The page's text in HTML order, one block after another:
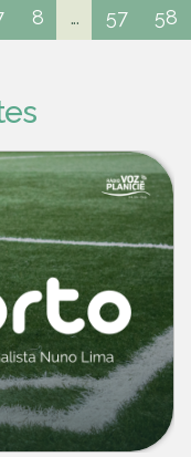
8 ... 57 58